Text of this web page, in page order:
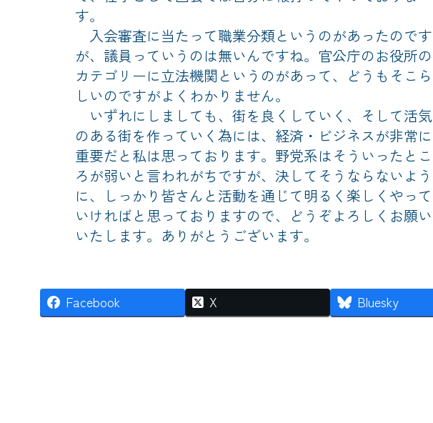
す。
入会審査に当たって職業分類というのがあったのです
が、議員っていうのは無いんですね。官公庁のお役所の
カテゴリーに立法機関というのがあって、どうもそこら
しいのですがよくわかりません。
いずれにしましても、街を良くしていく、そして活気
のある街を作っていく為には、経済・ビジネスが非常に
重要だと私は思っております。野党系はそういったとこ
ろが弱いと言われがちですが、決してそうならないよう
に、しっかり皆さんと活動を通じて明るく楽しくやって
いければと思っておりますので、どうぞよろしくお願い
いたします。ありがとうございます。
Facebook X Bluesky